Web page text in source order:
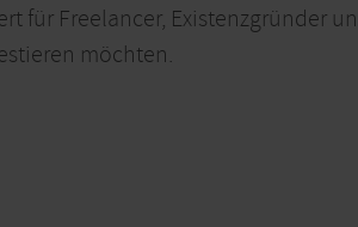
für Freelancer, Existenzgründer
möchten.